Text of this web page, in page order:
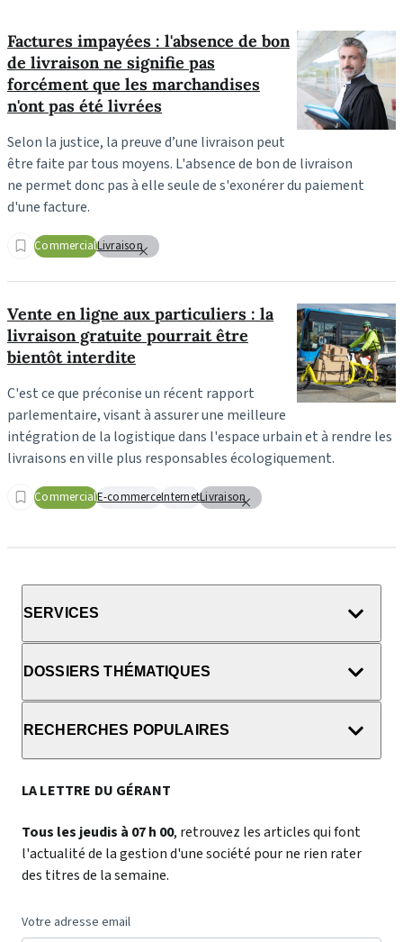
Factures impayées : l'absence de bon
de livraison ne signifie pas
forcément que les marchandises
n'ont pas été livrées
Selon la justice, la preuve d’une livraison peut
être faite par tous moyens. L'absence de bon de livraison
ne permet donc pas à elle seule de s'exonérer du paiement
d'une facture.
CommercialLivraison
Vente en ligne aux particuliers : la
livraison gratuite pourrait être
bientôt interdite
C'est ce que préconise un récent rapport
parlementaire, visant à assurer une meilleure
intégration de la logistique dans l'espace urbain et à rendre les
livraisons en ville plus responsables écologiquement.
CommercialE-commerceInternetLivraison
SERVICES
DOSSIERS THÉMATIQUES
RECHERCHES POPULAIRES
LA LETTRE DU GÉRANT
Tous les jeudis à 07 h 00, retrouvez les articles qui font
l'actualité de la gestion d'une société pour ne rien rater
des titres de la semaine.
Votre adresse email